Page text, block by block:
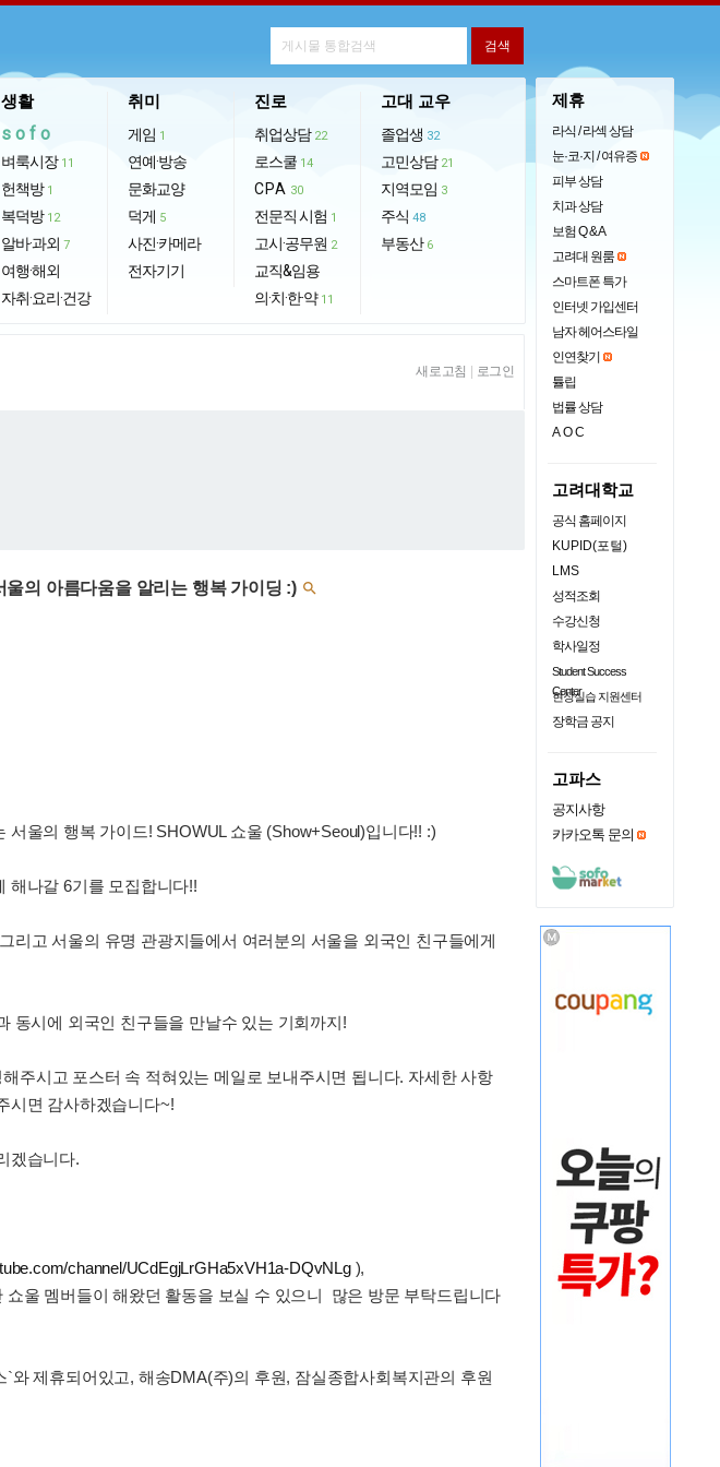
생활
sofo
벼룩시장 11
헌책방 1
복덕방 12
알바·과외 7
여행·해외
자취·요리·건강
취미
게임 1
연예·방송
문화교양
덕게 5
사진·카메라
전자기기
진로
취업상담 22
로스쿨 14
CPA 30
전문직 시험 1
고시·공무원 2
교직&임용
의·치·한·약 11
고대 교우
졸업생 32
고민상담 21
지역모임 3
주식 48
부동산 6
새로고침 로그인
의 아름다움을 알리는 행복 가이딩 :) 
울의 행복 가이드! SHOWUL 쇼울 (Show+Seoul)입니다!! :)
해나갈 6기를 모집합니다!!
리고 서울의 유명 관광지들에서 여러분의 서울을 외국인 친구들에게
동시에 외국인 친구들을 만날수 있는 기회까지!
주시고 포스터 속 적혀있는 메일로 보내주시면 됩니다. 자세한 사항
시면 감사하겠습니다~!
겠습니다.
channel/UCdEgjLrGHa5xVH1a-DQvNLg),
쇼울 멤버들이 해왔던 활동을 보실 수 있으니 많은 방문 부탁드립니다
와 제휴되어있고, 해송DMA(주)의 후원, 잠실종합사회복지관의 후원
제휴
라식 / 라섹 상담
눈·코·지 / 여유증
피부 상담
치과 상담
보험 Q & A
고려대 원룸
스마트폰 특가
인터넷 가입센터
남자 헤어스타일
인연찾기
튤립
법률 상담
AOC
고려대학교
공식 홈페이지
KUPID(포털)
LMS
성적조회
수강신청
학사일정
Student Success
Center
현장실습 지원센터
장학금 공지
고파스
공지사항
카카오톡 문의